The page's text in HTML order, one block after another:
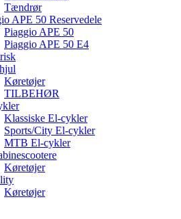
Tændrør
APE 50 Reservedele
Piaggio APE 50
Piaggio APE 50 E4
Køretøjer
TILBEHØR
Klassiske El-cykler
Sports/City El-cykler
MTB El-cykler
Køretøjer
Køretøjer